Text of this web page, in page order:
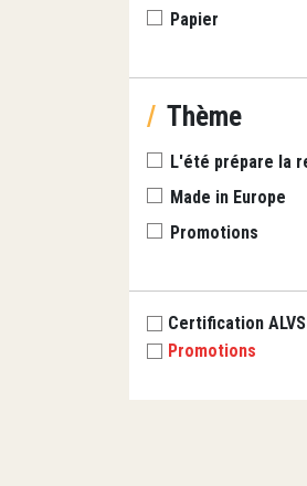
Papier
/ Thème
L'été prépare la
Made in Europe
Promotions
Certification ALVS
Promotions